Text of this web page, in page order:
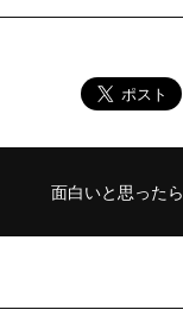
面白いと思ったら